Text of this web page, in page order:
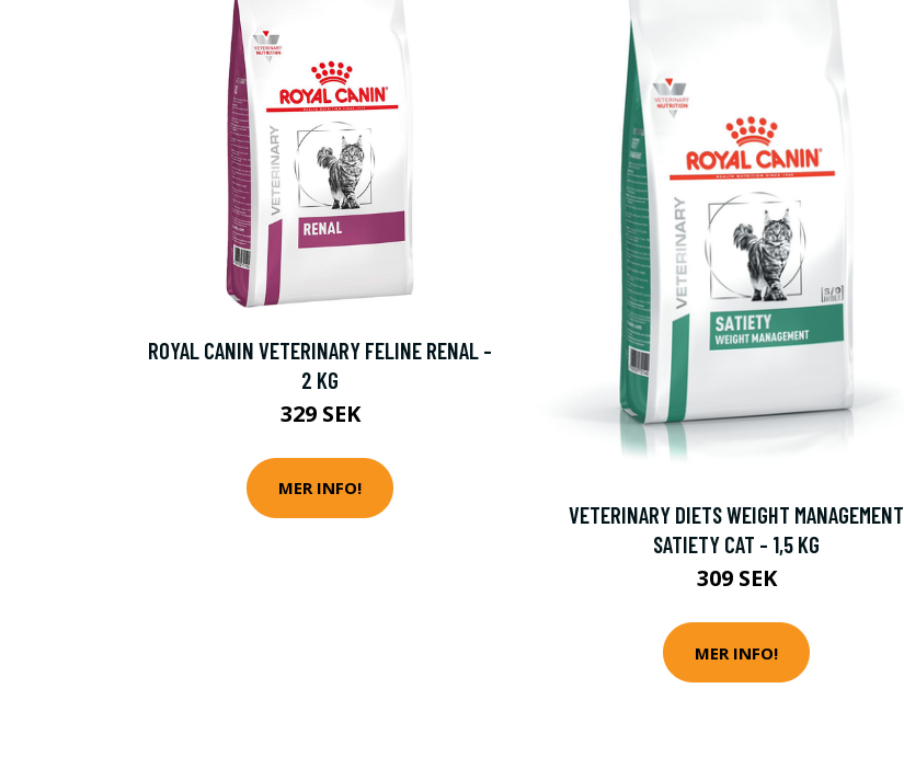
ROYAL CANIN VETERINARY FELINE RENAL -
2 KG
329 SEK
MER INFO!
VETERINARY DIETS WEIGHT MANAGEMENT
SATIETY CAT - 1,5 KG
309 SEK
MER INFO!